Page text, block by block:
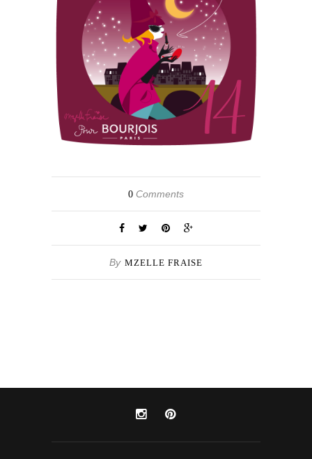
0 Comments
By MZELLE FRAISE